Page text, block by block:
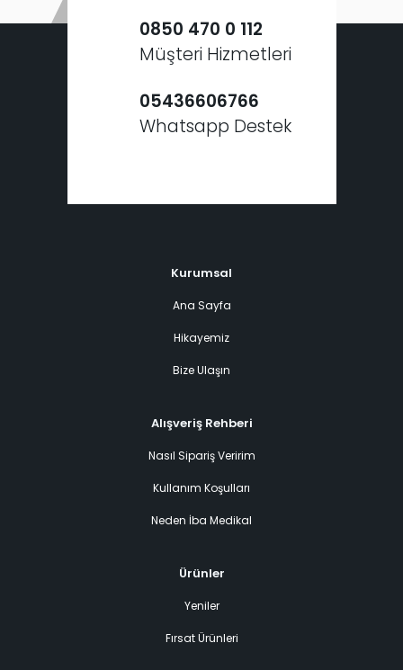
0850 470 0 112
Müşteri Hizmetleri
05436606766
Whatsapp Destek
Kurumsal
Ana Sayfa
Hikayemiz
Bize Ulaşın
Alışveriş Rehberi
Nasıl Sipariş Veririm
Kullanım Koşulları
Neden İba Medikal
Ürünler
Yeniler
Fırsat Ürünleri